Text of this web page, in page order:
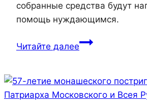
собранные средства будут
помощь нуждающимся.
Читайте далееВ
Горностаевка
прошла